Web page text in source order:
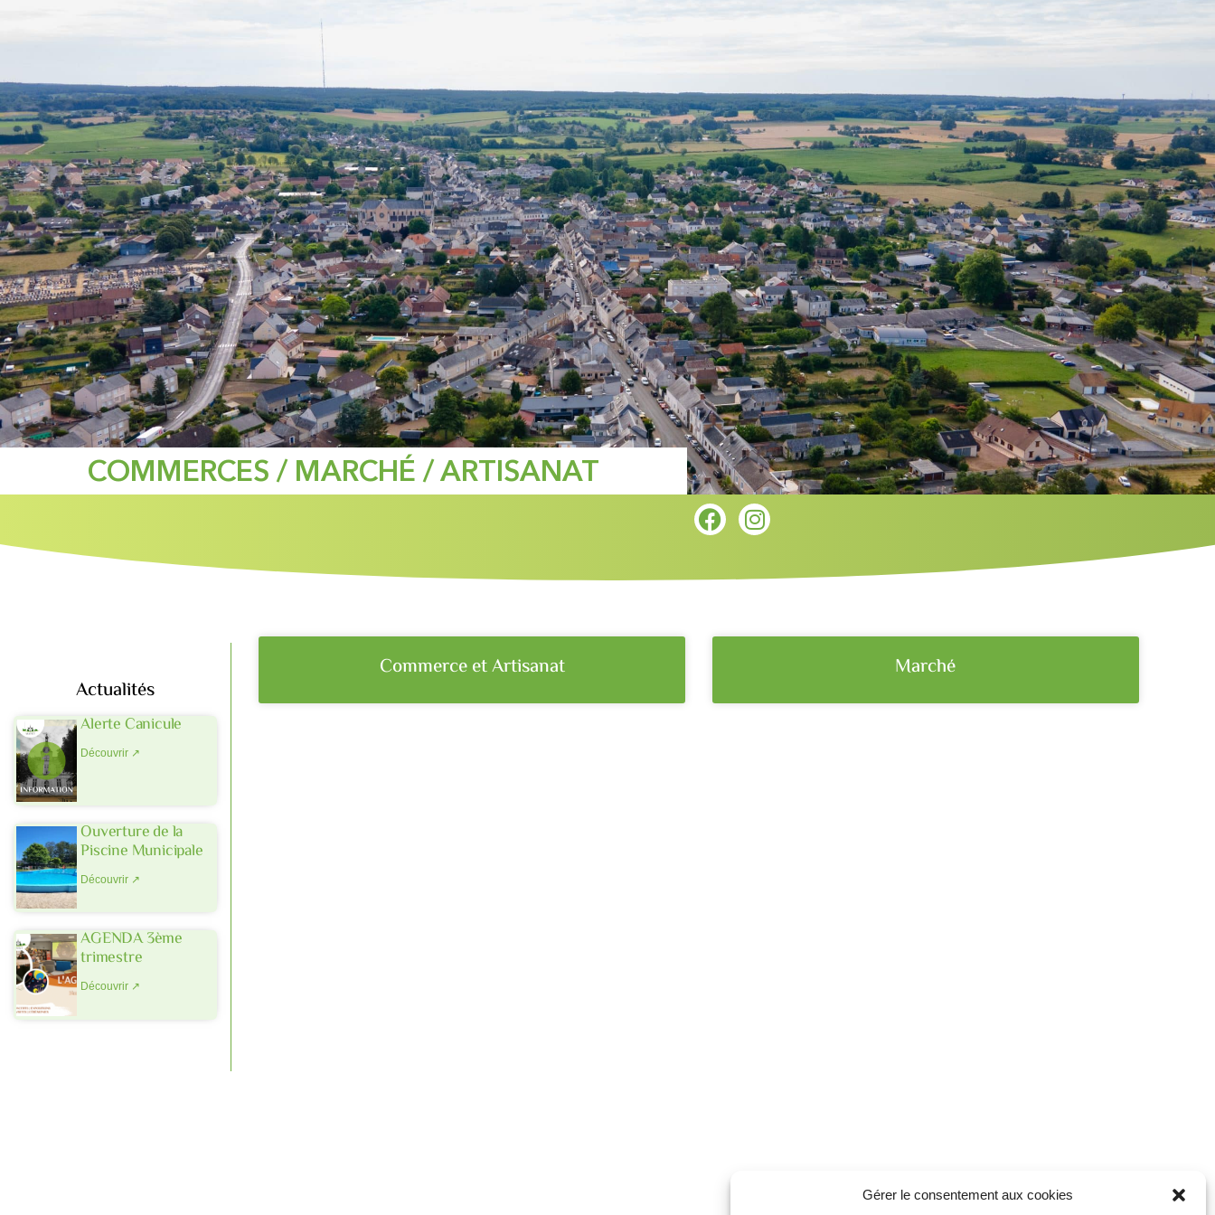
Gérer le consentement aux cookies
COMMERCES / MARCHÉ / ARTISANAT
Actualités
Alerte Canicule
Découvrir ↗
Ouverture de la
Piscine Municipale
Découvrir ↗
AGENDA 3ème
trimestre
Découvrir ↗
Commerce et Artisanat Marché